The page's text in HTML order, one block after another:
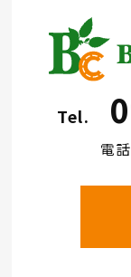
Tel.
電